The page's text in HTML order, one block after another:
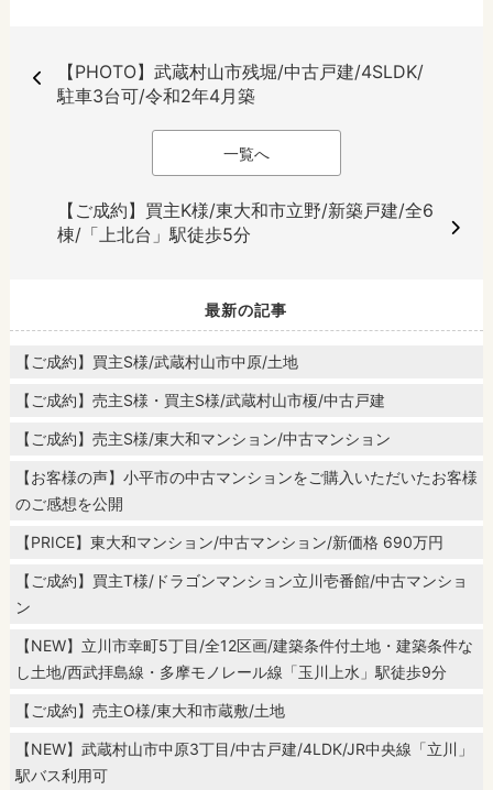
【PHOTO】武蔵村山市残堀/中古戸建/4SLDK/
駐車3台可/令和2年4月築
一覧へ
【ご成約】買主K様/東大和市立野/新築戸建/全6
棟/「上北台」駅徒歩5分
最新の記事
【ご成約】買主S様/武蔵村山市中原/土地
【ご成約】売主S様・買主S様/武蔵村山市榎/中古戸建
【ご成約】売主S様/東大和マンション/中古マンション
【お客様の声】小平市の中古マンションをご購入いただいたお客様
のご感想を公開
【PRICE】東大和マンション/中古マンション/新価格 690万円
【ご成約】買主T様/ドラゴンマンション立川壱番館/中古マンショ
ン
【NEW】立川市幸町5丁目/全12区画/建築条件付土地・建築条件な
し土地/西武拝島線・多摩モノレール線「玉川上水」駅徒歩9分
【ご成約】売主O様/東大和市蔵敷/土地
【NEW】武蔵村山市中原3丁目/中古戸建/4LDK/JR中央線「立川」
駅バス利用可